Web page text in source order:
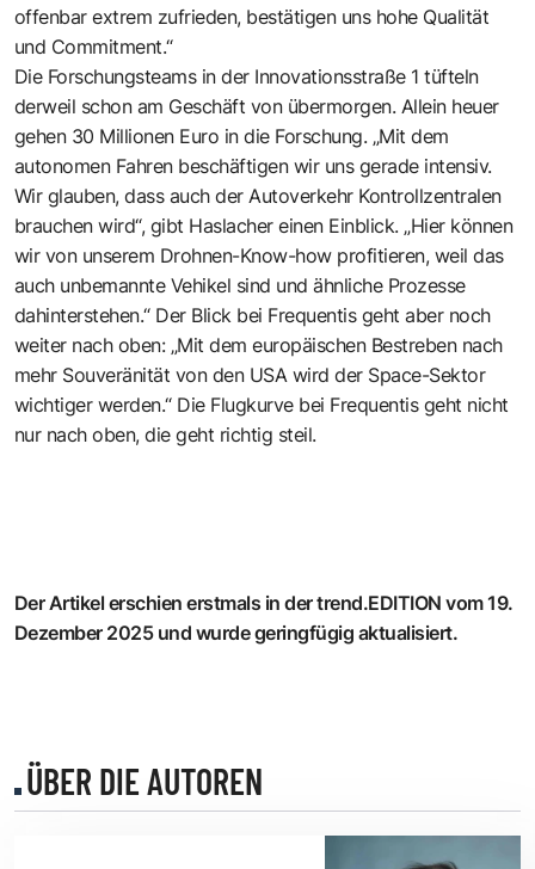
offenbar extrem zufrieden, bestätigen uns hohe Qualität
und Commitment.“
Die Forschungsteams in der Innovationsstraße 1 tüfteln
derweil schon am Geschäft von übermorgen. Allein heuer
gehen 30 Millionen Euro in die Forschung. „Mit dem
autonomen Fahren beschäftigen wir uns gerade intensiv.
Wir glauben, dass auch der Autoverkehr Kontrollzentralen
brauchen wird“, gibt Haslacher einen Einblick. „Hier können
wir von unserem Drohnen-Know-how profitieren, weil das
auch unbemannte Vehikel sind und ähnliche Prozesse
dahinterstehen.“ Der Blick bei Frequentis geht aber noch
weiter nach oben: „Mit dem europäischen Bestreben nach
mehr Souveränität von den USA wird der Space-Sektor
wichtiger werden.“ Die Flugkurve bei Frequentis geht nicht
nur nach oben, die geht richtig steil.
Der Artikel erschien erstmals in der trend.EDITION vom 19.
Dezember 2025 und wurde geringfügig aktualisiert.
ÜBER DIE AUTOREN